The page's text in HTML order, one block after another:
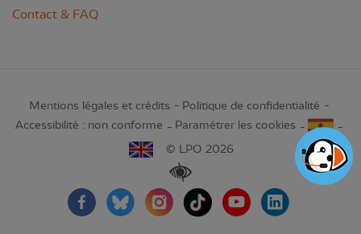
Contact & FAQ
Mentions légales et crédits
Politique de confidentialité
Accessibilité : non conforme
Paramétrer les cookies
© LPO 2026
Renforcer les contrastes